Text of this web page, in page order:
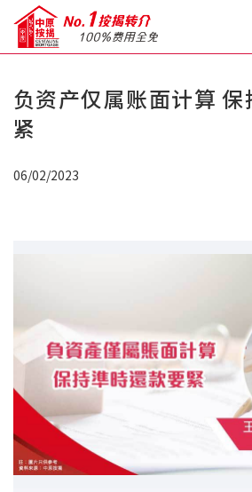
关于我们
私人贷款
优惠礼遇
新盘优越按揭优惠
中原按揭标签优惠
负资产仅属账面计算
紧
06/02/2023